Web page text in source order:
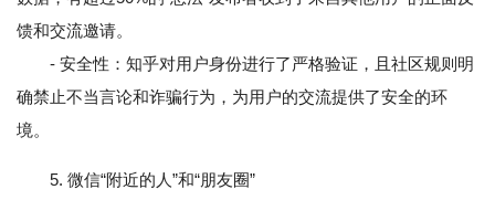
馈和交流邀请。
- 安全性：知乎对用户身份进行了严格验证，且社区规则明
确禁止不当言论和诈骗行为，为用户的交流提供了安全的环
境。
5. 微信“附近的人”和“朋友圈”